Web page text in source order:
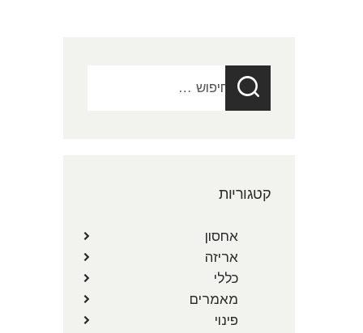
חיפוש:
קטגוריות
אחסון
אריזה
כללי
מאמרים
פינוי